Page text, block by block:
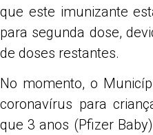
que este imunizante
para segunda dose,
de doses restantes.
No momento, o
coronavírus para
que 3 anos (Pfizer